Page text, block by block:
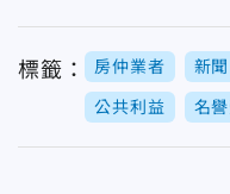
標籤： 房仲業者 新
公共利益 名